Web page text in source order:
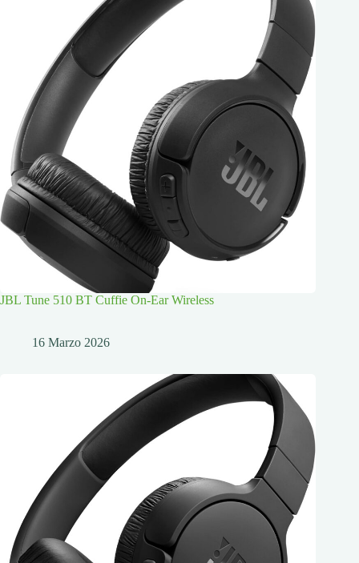
JBL Tune 510 BT Cuffie On-Ear Wireless
16 Marzo 2026